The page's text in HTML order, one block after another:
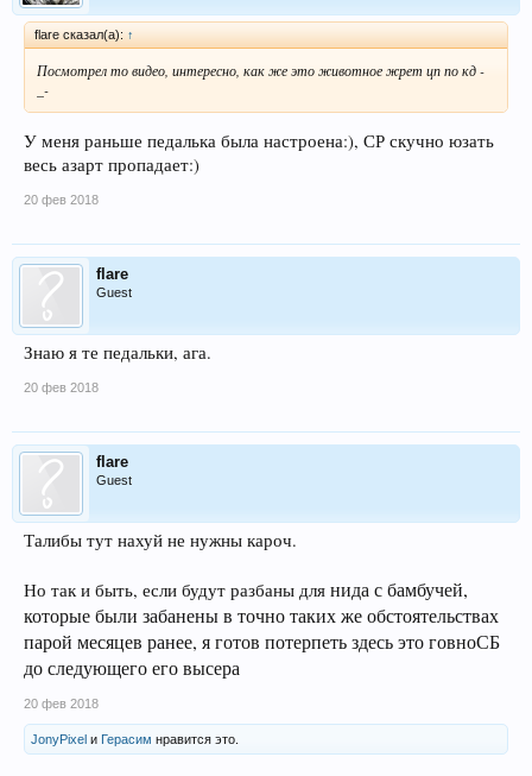
flare сказал(а): ↑
Посмотрел то видео, интересно, как же это животное жрет цп по кд -
_-
У меня раньше педалька была настроена:), СР скучно юзать
весь азарт пропадает:)
20 фев 2018
flare
Guest
Знаю я те педальки, ага.
20 фев 2018
flare
Guest
Талибы тут нахуй не нужны кароч.
Но так и быть, если будут разбаны для нида с бамбучей,
которые были забанены в точно таких же обстоятельствах
парой месяцев ранее, я готов потерпеть здесь это говноСБ
до следующего его высера
20 фев 2018
JonyPixel и Герасим нравится это.